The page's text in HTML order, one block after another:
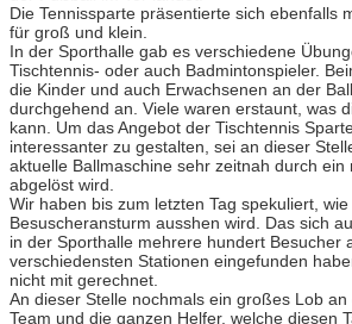
Die Tennissparte präsentierte sich ebenfalls
für groß und klein.
In der Sporthalle gab es verschiedene
Tischtennis- oder auch Badmintonspieler.
die Kinder und auch Erwachsenen an der
durchgehend an. Viele waren erstaunt, was
kann. Um das Angebot der Tischtennis
interessanter zu gestalten, sei an dieser
aktuelle Ballmaschine sehr zeitnah durch
abgelöst wird.
Wir haben bis zum letzten Tag spekuliert,
Besuscheransturm ausshen wird. Das sich
in der Sporthalle mehrere hundert Besucher
verschiedensten Stationen eingefunden
nicht mit gerechnet.
An dieser Stelle nochmals ein großes Lob
Team und die ganzen Helfer, welche diesen